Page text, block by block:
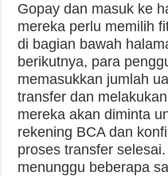
Gopay dan masuk ke
mereka perlu memilih
di bagian bawah
berikutnya, para
memasukkan jumlah
transfer dan
mereka akan diminta
rekening BCA dan
proses transfer
menunggu beberapa